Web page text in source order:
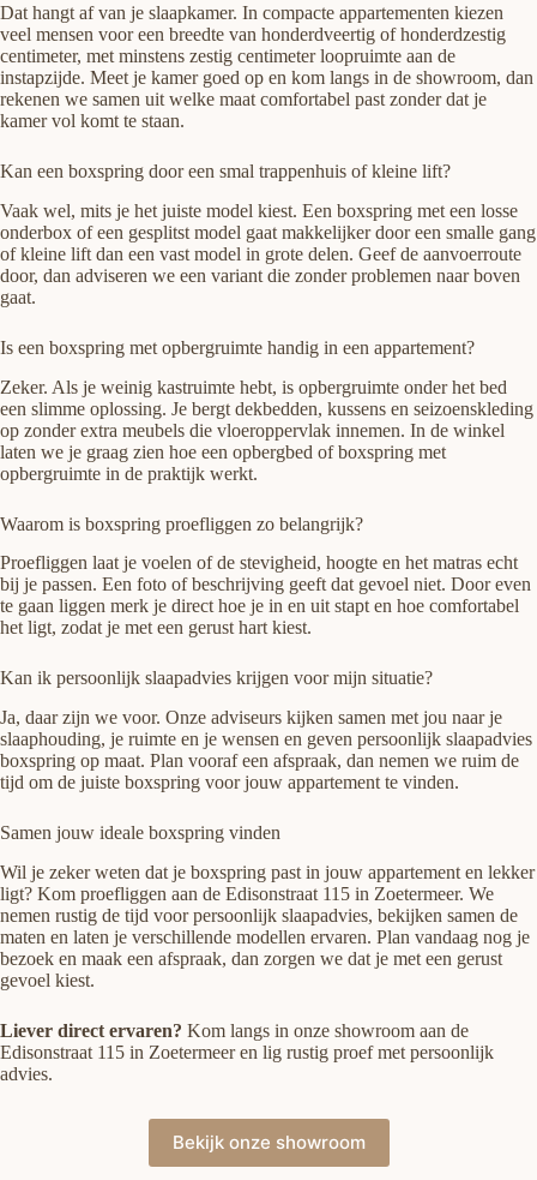
Dat hangt af van je slaapkamer. In compacte appartementen kiezen
veel mensen voor een breedte van honderdveertig of honderdzestig
centimeter, met minstens zestig centimeter loopruimte aan de
instapzijde. Meet je kamer goed op en kom langs in de showroom, dan
rekenen we samen uit welke maat comfortabel past zonder dat je
kamer vol komt te staan.
Kan een boxspring door een smal trappenhuis of kleine lift?
Vaak wel, mits je het juiste model kiest. Een boxspring met een losse
onderbox of een gesplitst model gaat makkelijker door een smalle gang
of kleine lift dan een vast model in grote delen. Geef de aanvoerroute
door, dan adviseren we een variant die zonder problemen naar boven
gaat.
Is een boxspring met opbergruimte handig in een appartement?
Zeker. Als je weinig kastruimte hebt, is opbergruimte onder het bed
een slimme oplossing. Je bergt dekbedden, kussens en seizoenskleding
op zonder extra meubels die vloeroppervlak innemen. In de winkel
laten we je graag zien hoe een opbergbed of boxspring met
opbergruimte in de praktijk werkt.
Waarom is boxspring proefliggen zo belangrijk?
Proefliggen laat je voelen of de stevigheid, hoogte en het matras echt
bij je passen. Een foto of beschrijving geeft dat gevoel niet. Door even
te gaan liggen merk je direct hoe je in en uit stapt en hoe comfortabel
het ligt, zodat je met een gerust hart kiest.
Kan ik persoonlijk slaapadvies krijgen voor mijn situatie?
Ja, daar zijn we voor. Onze adviseurs kijken samen met jou naar je
slaaphouding, je ruimte en je wensen en geven persoonlijk slaapadvies
boxspring op maat. Plan vooraf een afspraak, dan nemen we ruim de
tijd om de juiste boxspring voor jouw appartement te vinden.
Samen jouw ideale boxspring vinden
Wil je zeker weten dat je boxspring past in jouw appartement en lekker
ligt? Kom proefliggen aan de Edisonstraat 115 in Zoetermeer. We
nemen rustig de tijd voor persoonlijk slaapadvies, bekijken samen de
maten en laten je verschillende modellen ervaren. Plan vandaag nog je
bezoek en maak een afspraak, dan zorgen we dat je met een gerust
gevoel kiest.
Liever direct ervaren? Kom langs in onze showroom aan de
Edisonstraat 115 in Zoetermeer en lig rustig proef met persoonlijk
advies.
Bekijk onze showroom